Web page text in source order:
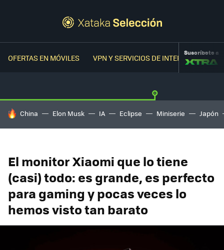
OFERTAS EN MÓVILES VPN Y SERVICIOS DE INTERNETSuscríbete a
HOY SE HABLA DE
China Elon Musk IA Eclipse Miniserie Japón
El monitor Xiaomi que lo tiene
(casi) todo: es grande, es perfecto
para gaming y pocas veces lo
hemos visto tan barato